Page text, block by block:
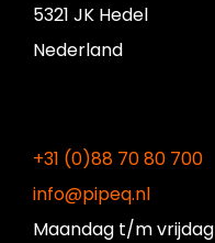
5321 JK Hedel
Nederland
+31 (0)88 70 80 700
info@pipeq.nl
Maandag t/m vrijdag